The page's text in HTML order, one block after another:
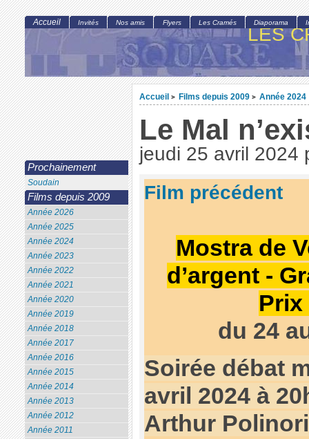
LES
Accueil > Films depuis 2009 > Année 2024
Le Mal
jeudi 25 avril 2024
Film précédent
Mostra de
d’argent -
Prix
du 24
Soirée débat
avril 2024 à
Arthur Polinori
Accueil Invités Nos amis Flyers Les Cramés Diaporama
Prochainement
Soudain
Films depuis 2009
Année 2026
Année 2025
Année 2024
Année 2023
Année 2022
Année 2021
Année 2020
Année 2019
Année 2018
Année 2017
Année 2016
Année 2015
Année 2014
Année 2013
Année 2012
Année 2011